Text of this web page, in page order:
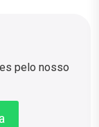
pelo nosso